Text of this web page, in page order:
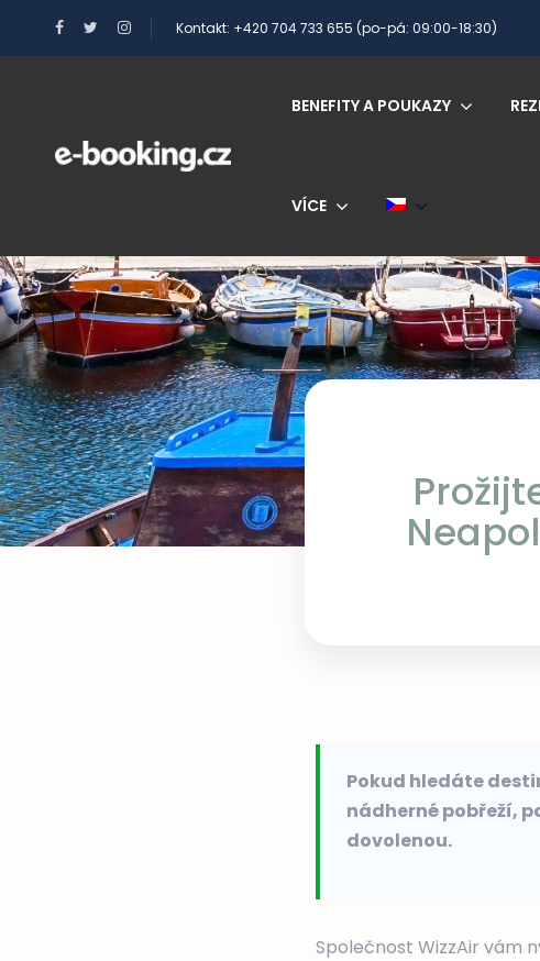
Kontakt: +420 704 733 655 (po-pá: 09:00-18:30)
BENEFITY A POUKAZY
VÍCE
Pokud hledáte
nádherné pobřeží,
dovolenou.
Společnost WizzAir vám